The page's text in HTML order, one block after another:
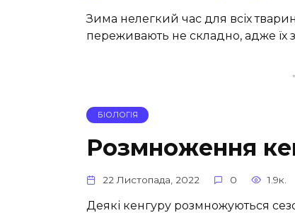
Зима нелегкий час для всіх
переживають не складно, адже
БІОЛОГІЯ
Розмноження
22 Листопада, 2022 0 1.9к.
Деякі кенгуру розмножуються